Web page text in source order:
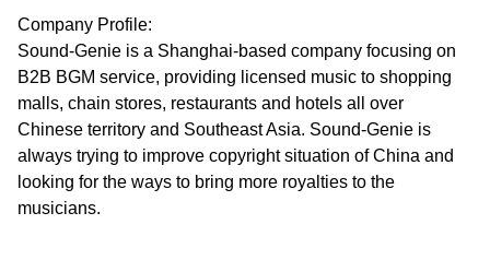
Company Profile:
Sound-Genie is a Shanghai-based company focusing on
B2B BGM service, providing licensed music to shopping
malls, chain stores, restaurants and hotels all over
Chinese territory and Southeast Asia. Sound-Genie is
always trying to improve copyright situation of China and
looking for the ways to bring more royalties to the
musicians.